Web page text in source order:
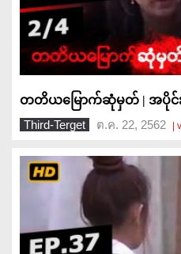
တတိယမြောက်ဆုံမှတ် | အပိုင်း-
Third-Terget
ต.ค. 22, 2562 |